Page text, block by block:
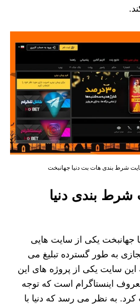
شرط بندی هات بت دنیا جهانبخت
بندی دنیا
جهانبخت یکی از سایت هایی
به طور گسترده تبلیغ می
سایت یکی از پروژه های این
اینستاگرام است که توجه
به نظر می رسد که دنیا با